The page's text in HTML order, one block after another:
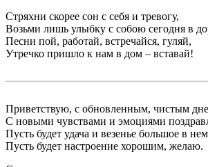
Стряхни скорее сон с себя и тревогу,
Возьми лишь улыбку с собою сегодня в
Песни пой, работай, встречайся, гуляй,
Утречко пришло к нам в дом – вставай!
Приветствую, с обновленным, чистым
С новыми чувствами и эмоциями
Пусть будет удача и везенье большое в
Пусть будет настроение хорошим, желаю.